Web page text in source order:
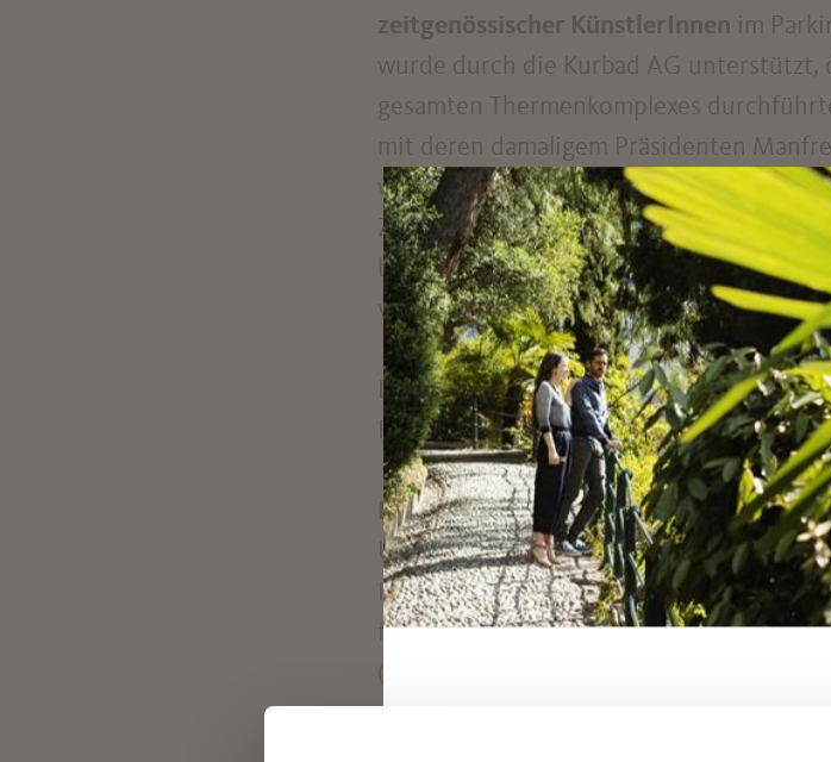
zeitgenössischer KünstlerInnen im
wurde durch die Kurbad AG unterstützt,
gesamten Thermenkomplexes
mit deren damaligem Präsidenten
war, eineReflexion über den
Zweckbau wie einerTiefgarage
, die
bestimmt ist und sich als namenloser
verliehen wurde.
Die KünstlerInnen bekamen jeweils
Parkhaus zugewiesen, das eine
Benno Simma(Bruneck, 1948) ist
Universitario di Architettura/IUAV in
Komponist und Universitätsdozent; er
für Design in Bozen und war auch
(IED) in Rom.